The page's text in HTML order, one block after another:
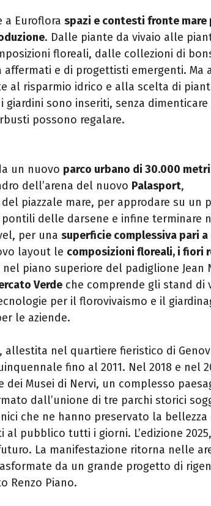
a Euroflora spazi e contesti fronte mare
. Dalle piante da vivaio alle
floreali, dalle collezioni di
affermati e di progettisti emergenti. Ma
al risparmio idrico e alla scelta di
giardini sono inseriti, senza dimenticare
possono regalare.
un nuovo parco urbano di 30.000 metri
dell’arena del nuovo Palasport,
piazzale mare, per approdare su un
pontili delle darsene e infine terminare
per una superficie complessiva pari a
layout le composizioni floreali, i fiori
piano superiore del padiglione Jean
Verde che comprende gli stand di
per il florovivaismo e il
le aziende.
, allestita nel quartiere fieristico di
fino al 2011. Nel 2018 e nel
dei Musei di Nervi, un complesso
dall’unione di tre parchi storici
che ne hanno preservato la bellezza
al pubblico tutti i giorni. L’edizione
La manifestazione ritorna nelle
da un grande progetto di
Renzo Piano.